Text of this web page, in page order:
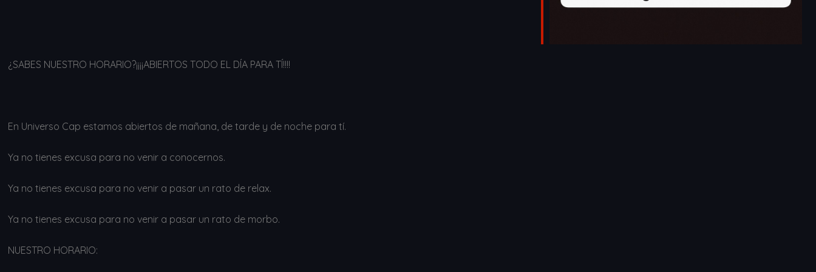
¿SABES NUESTRO HORARIO?¡¡¡¡ABIERTOS TODO EL DÍA PARA TÍ!!!!
En Universo Cap estamos abiertos de mañana, de tarde y de noche para tí.
Ya no tienes excusa para no venir a conocernos.
Ya no tienes excusa para no venir a pasar un rato de relax.
Ya no tienes excusa para no venir a pasar un rato de morbo.
NUESTRO HORARIO: